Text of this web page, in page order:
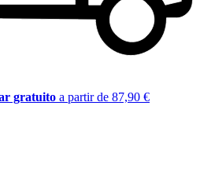
gratuito a partir de 87,90 €